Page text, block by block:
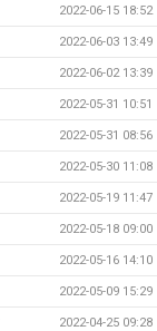
2022-06-15 18:52
2022-06-03 13:49
2022-06-02 13:39
2022-05-31 10:51
2022-05-31 08:56
2022-05-30 11:08
2022-05-19 11:47
2022-05-18 09:00
2022-05-16 14:10
2022-05-09 15:29
2022-04-25 09:28